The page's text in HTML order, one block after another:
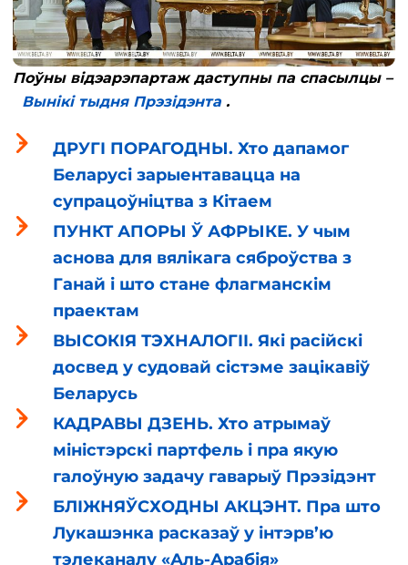
Поўны відэарэпартаж даступны па спасылцы –
Вынікі тыдня Прэзідэнта .
ДРУГІ ПОРАГОДНЫ. Хто дапамог
Беларусі зарыентавацца на
супрацоўніцтва з Кітаем
ПУНКТ АПОРЫ Ў АФРЫКЕ. У чым
аснова для вялікага сяброўства з
Ганай і што стане флагманскім
праектам
ВЫСОКІЯ ТЭХНАЛОГІІ. Які расійскі
досвед у судовай сістэме зацікавіў
Беларусь
КАДРАВЫ ДЗЕНЬ. Хто атрымаў
міністэрскі партфель і пра якую
галоўную задачу гаварыў Прэзідэнт
БЛІЖНЯЎСХОДНЫ АКЦЭНТ. Пра што
Лукашэнка расказаў у інтэрв’ю
тэлеканалу «Аль-Арабія»